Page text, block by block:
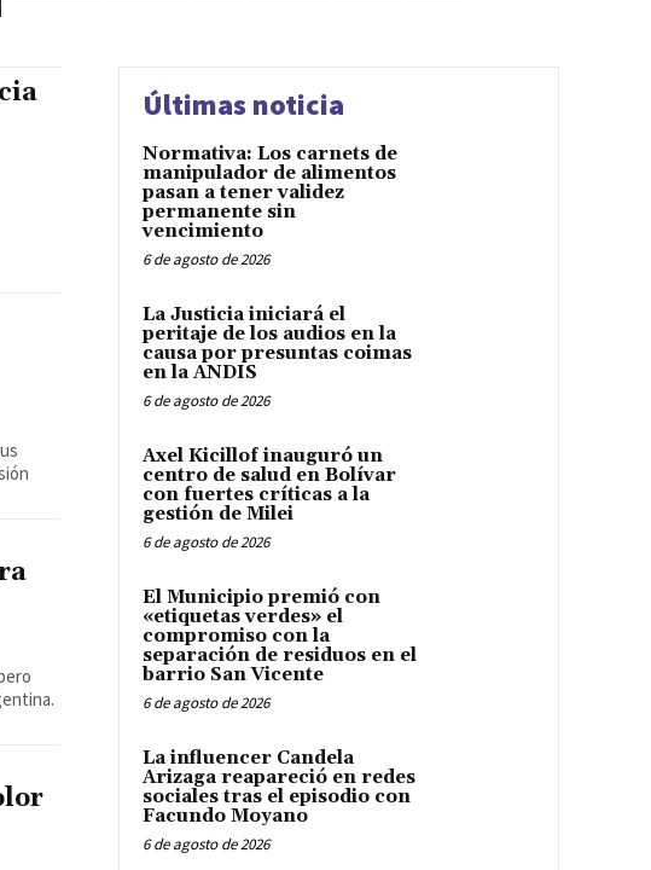
Últimas noticia
Normativa: Los carnets de
manipulador de alimentos
pasan a tener validez
permanente sin
vencimiento
6 de agosto de 2026
La Justicia iniciará el
peritaje de los audios en la
causa por presuntas coimas
en la ANDIS
6 de agosto de 2026
Axel Kicillof inauguró un
centro de salud en Bolívar
con fuertes críticas a la
gestión de Milei
6 de agosto de 2026
El Municipio premió con
«etiquetas verdes» el
compromiso con la
separación de residuos en el
barrio San Vicente
6 de agosto de 2026
La influencer Candela
Arizaga reapareció en redes
sociales tras el episodio con
Facundo Moyano
6 de agosto de 2026